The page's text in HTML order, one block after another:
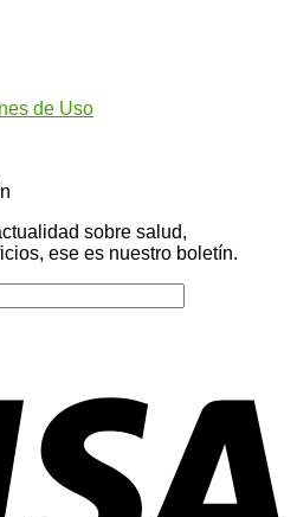
de Uso
sobre salud,
ese es nuestro boletín.